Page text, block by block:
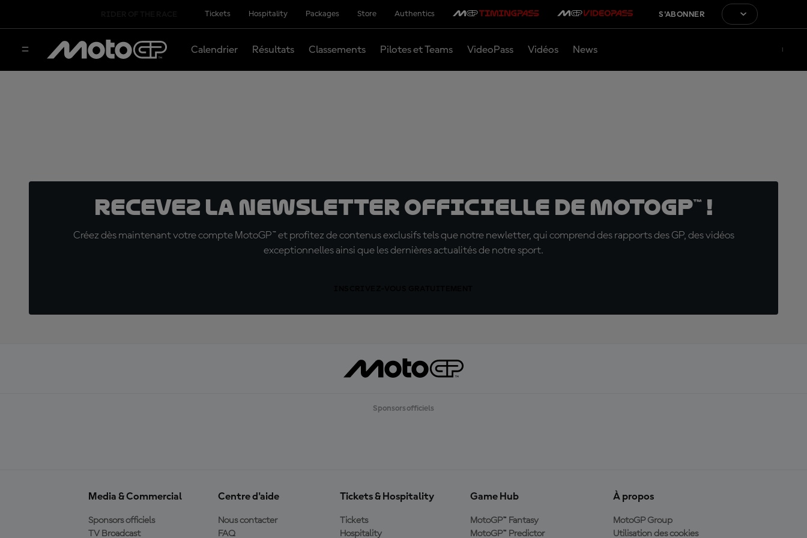
Tickets Hospitality Packages Store Authentics S'ABONNER
Calendrier Résultats Classements Pilotes et Teams VideoPass Vidéos News
Recevez la Newsletter officielle de MotoGP™ !
Créez dès maintenant votre compte MotoGP™ et profitez de contenus exclusifs tels que notre newletter, qui comprend des rapports des GP, des vidéos
exceptionnelles ainsi que les dernières actualités de notre sport.
Sponsors officiels
Media & Commercial
Sponsors officiels
TV Broadcast
Centre d'aide
Nous contacter
FAQ
Tickets & Hospitality
Tickets
Hospitality
Game Hub
MotoGP™ Fantasy
MotoGP™ Predictor
À propos
MotoGP Group
Utilisation des cookies